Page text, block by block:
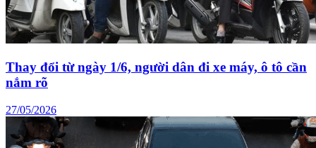
Thay đổi từ ngày 1/6, người dân đi xe máy, ô tô cần
nắm rõ
27/05/2026